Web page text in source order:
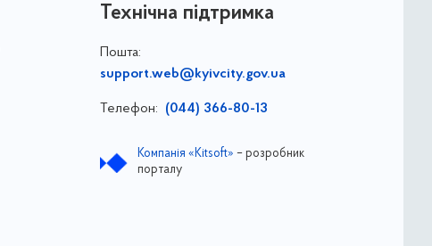
Технічна підтримка
Пошта:
support.web@kyivcity.gov.ua
Телефон: (044) 366-80-13
Компанія «Kitsoft» – розробник
порталу